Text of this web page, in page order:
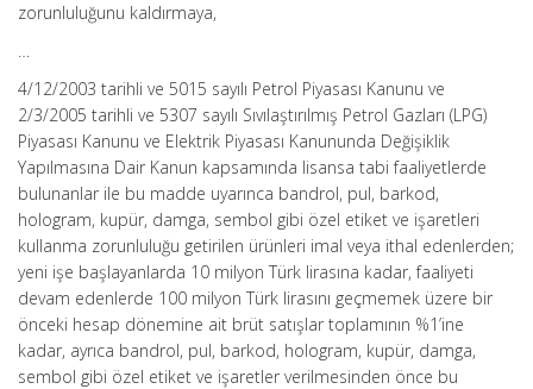
zorunluluğunu kaldırmaya,
…
4/12/2003 tarihli ve 5015 sayılı Petrol Piyasası Kanunu ve
2/3/2005 tarihli ve 5307 sayılı Sıvılaştırılmış Petrol Gazları (LPG)
Piyasası Kanunu ve Elektrik Piyasası Kanununda Değişiklik
Yapılmasına Dair Kanun kapsamında lisansa tabi faaliyetlerde
bulunanlar ile bu madde uyarınca bandrol, pul, barkod,
hologram, kupür, damga, sembol gibi özel etiket ve işaretleri
kullanma zorunluluğu getirilen ürünleri imal veya ithal edenlerden;
yeni işe başlayanlarda 10 milyon Türk lirasına kadar, faaliyeti
devam edenlerde 100 milyon Türk lirasını geçmemek üzere bir
önceki hesap dönemine ait brüt satışlar toplamının %1’ine
kadar, ayrıca bandrol, pul, barkod, hologram, kupür, damga,
sembol gibi özel etiket ve işaretler verilmesinden önce bu